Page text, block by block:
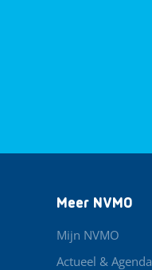
Meer NVMO
Mijn NVMO
Actueel & Agenda